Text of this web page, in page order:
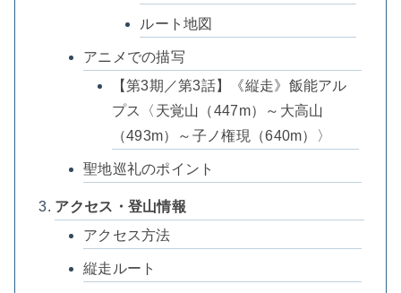
ルート地図
アニメでの描写
【第3期／第3話】《縦走》飯能アル
プス〈天覚山（447m）～大高山
（493m）～子ノ権現（640m）〉
聖地巡礼のポイント
アクセス・登山情報
アクセス方法
縦走ルート